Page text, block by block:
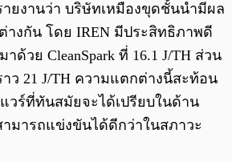
ายงานว่า บริษัทเหมืองขุดชั้นนำมีผล
างกัน โดย IREN มีประสิทธิภาพดี
ด้วย CleanSpark ที่ 16.1 J/TH ส่วน
าว 21 J/TH ความแตกต่างนี้สะท้อน
วร์ที่ทันสมัยจะได้เปรียบในด้าน
มารถแข่งขันได้ดีกว่าในสภาวะ